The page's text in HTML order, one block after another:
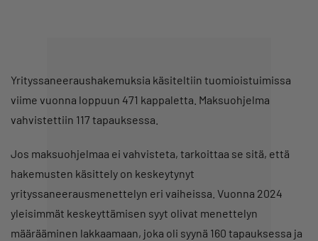
Yrityssaneeraushakemuksia käsiteltiin tuomioistuimissa
viime vuonna loppuun 471 kappaletta. Maksuohjelma
vahvistettiin 117 tapauksessa.
Jos maksuohjelmaa ei vahvisteta, tarkoittaa se sitä, että
hakemusten käsittely on keskeytynyt
yrityssaneerausmenettelyn eri vaiheissa. Vuonna 2024
yleisimmät keskeyttämisen syyt olivat menettelyn
määrääminen lakkaamaan, joka oli syynä 160 tapauksessa ja